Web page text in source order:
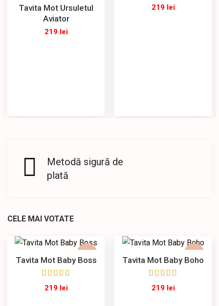
Tavita Mot Ursuletul
Aviator
219 lei
219 lei
Metodă sigură de
plată
CELE MAI VOTATE
Tavita Mot Baby Boss
219 lei
Tavita Mot Baby Boho
219 lei